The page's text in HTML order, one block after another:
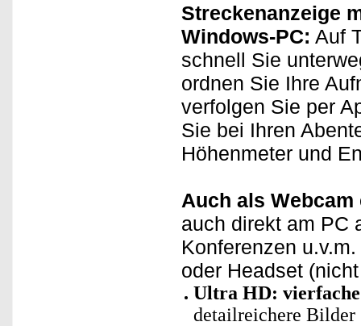
Streckenanzeige
Windows-PC: Auf
schnell Sie
ordnen Sie Ihre
verfolgen Sie per
Sie bei Ihren
Höhenmeter und
Auch als
auch direkt am PC
Konferenzen
oder Headset
Ultra HD:
detailreichere Bilder